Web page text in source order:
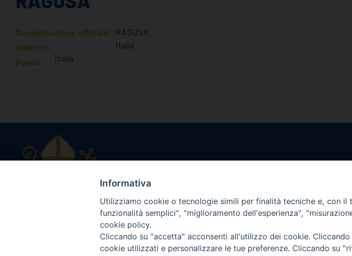
Denominazione ufficiale: RAGUSA
Indirizzo:
Italia
Paese:
Italia
Diocesi di Macerata
Piazza San Vincenzo Strambi 3, 62100 – Macerata (MC)
Email: info@diocesimacerata.it
PEC: diocesimacerata@pec.chiesacattolica.it
Comunicazioni urgenti WhatsApp:
Informativa
Utilizziamo cookie o tecnologie simili per finalità tecniche e, con
funzionalità semplici", "miglioramento dell'esperienza",
cookie policy.
Cliccando su "accetta" acconsenti all'utilizzo dei cookie.
cookie utilizzati e personalizzare le tue preferenze. Cliccando su